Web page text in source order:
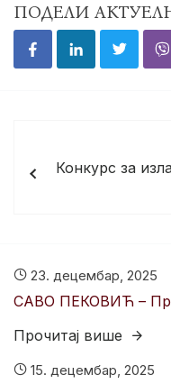
ПОДЕЛИ
чланка
Конкурс за
23. децембар, 2025
САВО ПЕКОВИЋ –
Прочитај више
15. децембар, 2025